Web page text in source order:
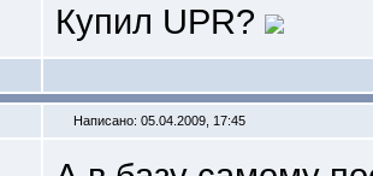
Купил UPR?
Написано: 05.04.2009, 17:45